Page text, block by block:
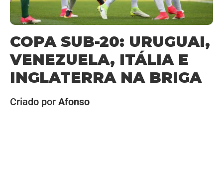
COPA SUB-20: URUGUAI,
VENEZUELA, ITÁLIA E
INGLATERRA NA BRIGA
Criado por Afonso